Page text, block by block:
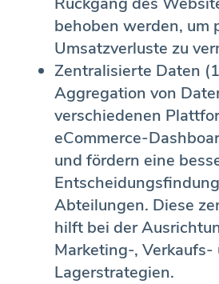
behoben werden, um
Umsatzverluste zu
Zentralisierte Daten
Aggregation von
verschiedenen
eCommerce-
und fördern eine
Abteilungen. Diese
hilft bei der
Marketing-, Verkaufs-
Lagerstrategien.